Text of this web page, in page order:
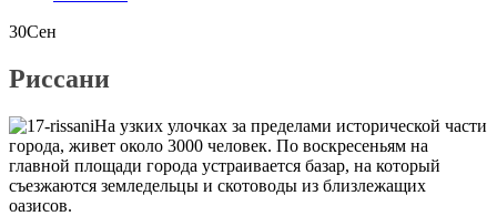
30Сен
Риссани
На узких улочках за пределами исторической части
города, живет около 3000 человек. По воскресеньям на
главной площади города устраивается базар, на который
съезжаются земледельцы и скотоводы из близлежащих
оазисов.